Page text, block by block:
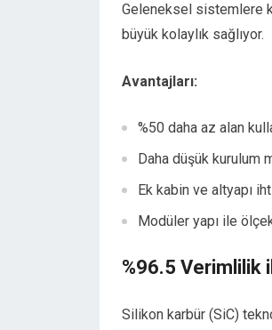
Geleneksel sistemlere
büyük kolaylık sağlıyor.
Avantajları:
%50 daha az alan
Daha düşük kurulum
Ek kabin ve altyapı
Modüler yapı ile
%96.5 Verimlilik
Silikon karbür (SiC)